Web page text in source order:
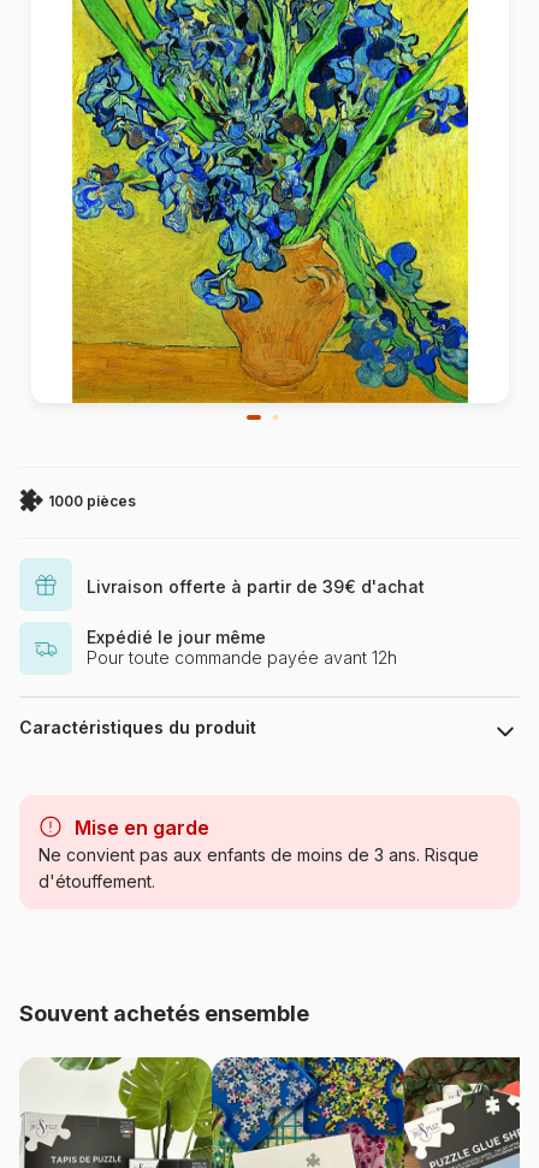
1000 pièces
Livraison offerte à partir de 39€ d'achat
Expédié le jour même
Pour toute commande payée avant 12h
Caractéristiques du produit
Catégorie
Provenance Roumanie
Dtoys-75888
EAN 5947502875888
Mise en garde
Ne convient pas aux enfants de moins de 3 ans. Risque
d'étouffement.
Souvent achetés ensemble